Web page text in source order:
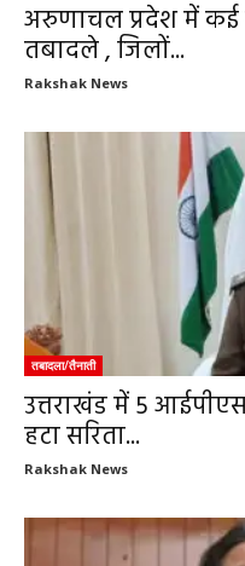
अरुणाचल प्रदेश में कई
तबादले , जिलों...
Rakshak News
तबादला/तैनाती
उत्तराखंड में 5
हटा सरिता...
Rakshak News